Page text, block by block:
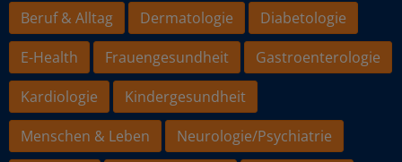
Beruf & Alltag
Dermatologie
Diabetologie
E-Health
Frauengesundheit
Gastroenterologie
Kardiologie
Kindergesundheit
Menschen & Leben
Neurologie/Psychiatrie